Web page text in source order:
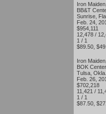
Iron
BB&T
Sunrise,
Feb. 24,
$954,111
12,478 /
1 / 1
$89.50,
Iron
BOK
Tulsa,
Feb. 26,
$702,218
11,421 /
1 / 1
$87.50,